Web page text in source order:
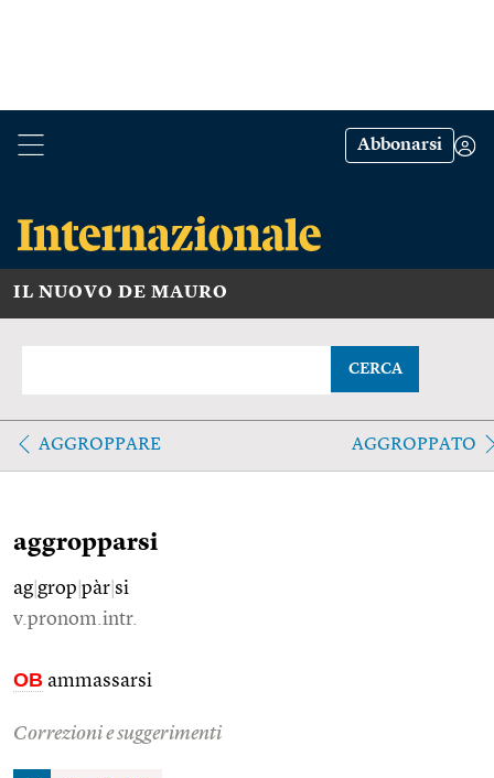
Abbonarsi
IL NUOVO DE MAURO
CERCA
AGGROPPARE AGGROPPATO
aggropparsi
ag grop pàr si
v.pronom.intr.
OB ammassarsi
Correzioni e suggerimenti